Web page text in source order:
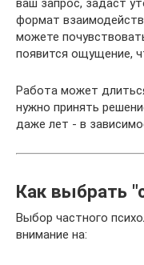
ваш запрос, задаст
формат
можете
появится ощущение,
Работа может
нужно принять
даже лет - в
Как выбрать
Выбор частного
внимание на: